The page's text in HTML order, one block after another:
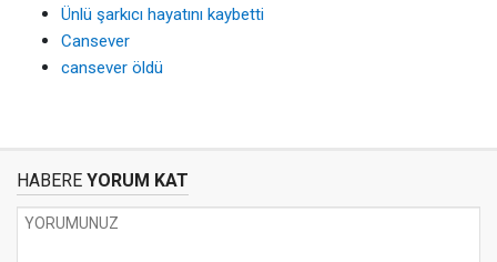
Ünlü şarkıcı hayatını kaybetti
Cansever
cansever öldü
HABERE YORUM KAT